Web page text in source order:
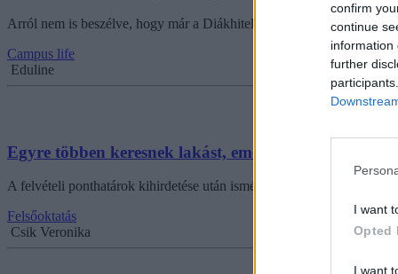
confirm
continue
information
further
I want
Opted
I want
Arról nem is beszélve, hogy már a Diákhitellel sem olyan
Campus life
Eduline
Egyre többen keresnek lakást, emelkedtek az
A felvételi ponthatárok kihirdetése után ismét sokan keresnek lakást
Felsőoktatás
Csik Veronika